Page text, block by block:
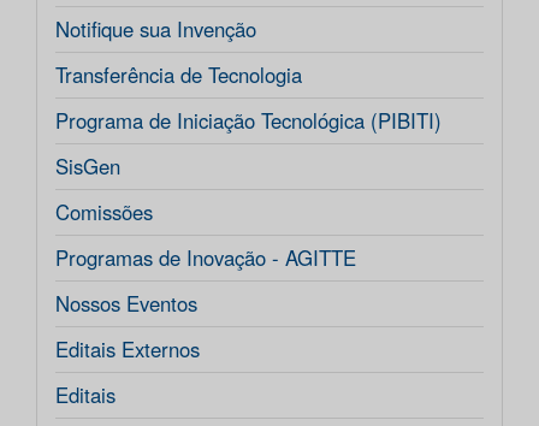
Notifique sua Invenção
Transferência de Tecnologia
Programa de Iniciação Tecnológica (PIBITI)
SisGen
Comissões
Programas de Inovação - AGITTE
Nossos Eventos
Editais Externos
Editais